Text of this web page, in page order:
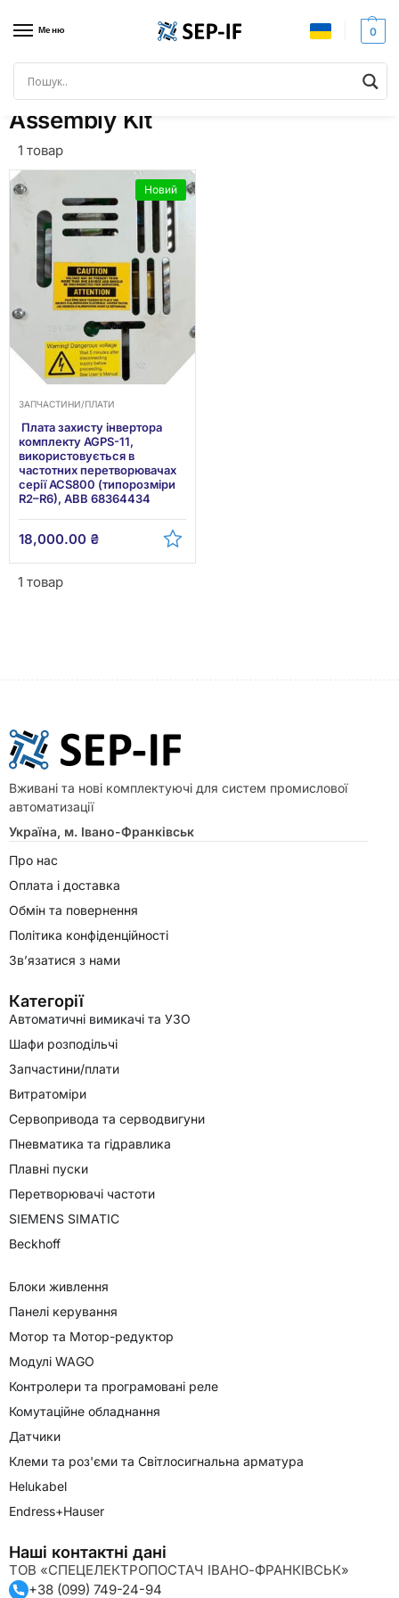
Меню 0
Головна
Assembly Kit
1 товар
Новий
ЗАПЧАСТИНИ/ПЛАТИ
Плата захисту інвертора
комплекту AGPS-11,
використовується в
частотних перетворювачах
серії ACS800 (типорозміри
R2–R6), ABB 68364434
18,000.00 ₴
1 товар
Вживані та нові комплектуючі для систем промислової
автоматизації
Україна, м. Івано-Франківськ
Про нас
Оплата і доставка
Обмін та повернення
Політика конфіденційності
Зв’язатися з нами
Категорії
Автоматичні вимикачі та УЗО
Шафи розподільчі
Запчастини/плати
Витратоміри
Сервопривода та серводвигуни
Пневматика та гідравлика
Плавні пуски
Перетворювачі частоти
SIEMENS SIMATIC
Beckhoff
Блоки живлення
Панелі керування
Мотор та Мотор-редуктор
Модулі WAGO
Контролери та програмовані реле
Комутаційне обладнання
Датчики
Клеми та роз'єми та Світлосигнальна арматура
Helukabel
Endress+Hauser
Наші контактні дані
ТОВ «СПЕЦЕЛЕКТРОПОСТАЧ ІВАНО-ФРАНКІВСЬК»
+38 (099) 749-24-94